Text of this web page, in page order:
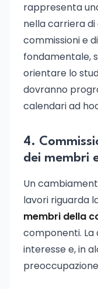
rappresenta
nella carriera di
commissioni e
fondamentale,
orientare lo
dovranno
calendari ad
4.
dei membri
Un
lavori riguarda
membri della
componenti.
interesse e, in